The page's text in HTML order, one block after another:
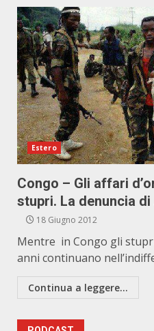
Estero
Congo – Gli affari
stupri. La denuncia
18 Giugno 2012
Mentre in Congo gli
anni continuano
Continua a leggere...